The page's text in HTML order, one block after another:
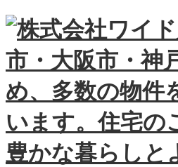
市・大阪市・神
め、多数の物件
います。住宅の
豊かな暮らしと